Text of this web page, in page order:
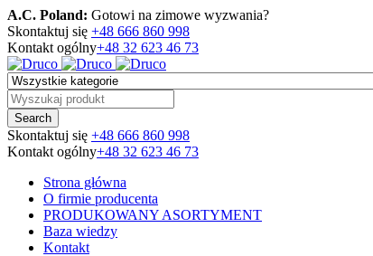
A.C. Poland: Gotowi na zimowe wyzwania?
Skontaktuj się +48 666 860 998
Kontakt ogólny+48 32 623 46 73
Skontaktuj się +48 666 860 998
Kontakt ogólny+48 32 623 46 73
Strona główna
O firmie producenta
PRODUKOWANY ASORTYMENT
Baza wiedzy
Kontakt